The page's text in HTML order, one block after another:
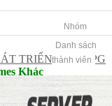
Nhóm
Danh sách
thành viên
TRIỂN MMORPG
Khác